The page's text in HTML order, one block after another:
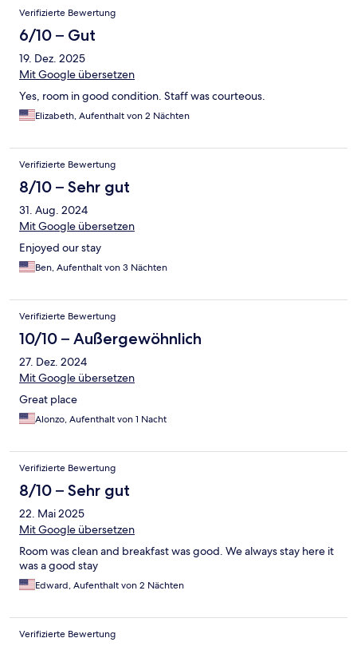
Verifizierte Bewertung
6/10 – Gut
19. Dez. 2025
Mit Google übersetzen
Yes, room in good condition. Staff was courteous.
Elizabeth, Aufenthalt von 2 Nächten
Verifizierte Bewertung
8/10 – Sehr gut
31. Aug. 2024
Mit Google übersetzen
Enjoyed our stay
Ben, Aufenthalt von 3 Nächten
Verifizierte Bewertung
10/10 – Außergewöhnlich
27. Dez. 2024
Mit Google übersetzen
Great place
Alonzo, Aufenthalt von 1 Nacht
Verifizierte Bewertung
8/10 – Sehr gut
22. Mai 2025
Mit Google übersetzen
Room was clean and breakfast was good. We always stay here it
was a good stay
Edward, Aufenthalt von 2 Nächten
Verifizierte Bewertung